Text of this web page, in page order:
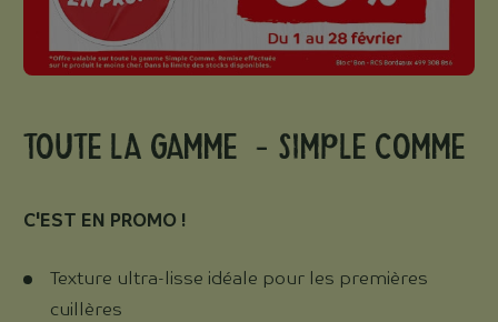
Toute la gamme - SIMPLE COMME
C'EST EN PROMO !
Texture ultra-lisse idéale pour les premières
cuillères